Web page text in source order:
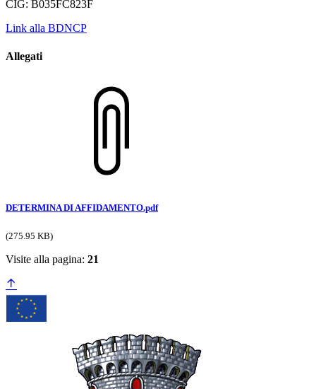
CIG: B035FC823F
Link alla BDNCP
Allegati
DETERMINA DI AFFIDAMENTO.pdf
(275.95 KB)
Visite alla pagina: 21